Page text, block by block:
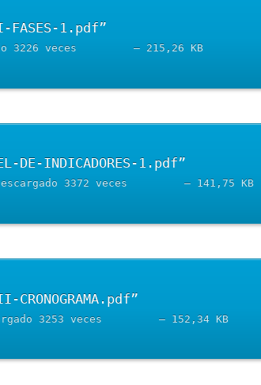
28042020_Anexo-II-FASES-1.pdf		– Descargado 3226 veces		– 215,26 KB
28042020_Anexo-I-PANEL-DE-INDICADORES-1.pdf		– Descargado 3372 veces		– 141,75 KB
28042020_Anexo-III-CRONOGRAMA.pdf		– Descargado 3253 veces		– 152,34 KB